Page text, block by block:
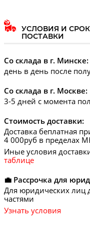
слайд
УСЛОВИЯ И
ПОСТАВКИ
Со склада в г. Минске:
день в день после
Со склада в г. Москве:
3-5 дней с момента
Стоимость доставки:
Доставка беплатная
4 000руб в пределах
Иные условия
таблице
💼 Рассрочка для
Для юридических лиц
частями
Узнать условия